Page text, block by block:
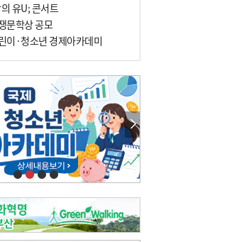
의 힘
’이 지역혁신이다
엘리트 자평해온 市 공무원…생중계 회의서 능력 입증을
사이트[전체보기]
츠
, 4월의 노래
이야기[전체보기]
전해진 이유
악에서 풍류음악으로
기]
가른 재생에너지
북쪽으로 열리는 항로
유U; 콘서트
문학상 공모
이·청소년 경제아카데미